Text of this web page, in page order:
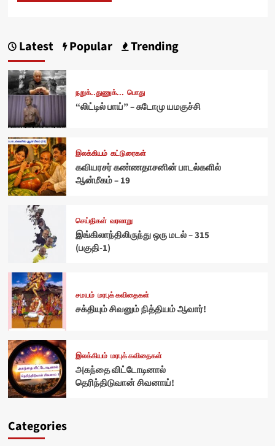
Latest Popular Trending
நறுக்..துணுக்... பொது
“லிட்டில் பாய்” – சுடோமு யமகுச்சி
இலக்கியம் கட்டுரைகள்
கவியரசர் கண்ணதாசனின் பாடல்களில்
ஆன்மீகம் – 19
செய்திகள் வரலாறு
இங்கிலாந்திலிருந்து ஒரு மடல் – 315
(பகுதி-1)
சமயம் மரபுக் கவிதைகள்
சக்தியும் சிவனும் நித்தியம் ஆவார்!
இலக்கியம் மரபுக் கவிதைகள்
அகந்தை விட்டோடினால்
தெரிந்திடுவான் சிவனாய்!
Categories